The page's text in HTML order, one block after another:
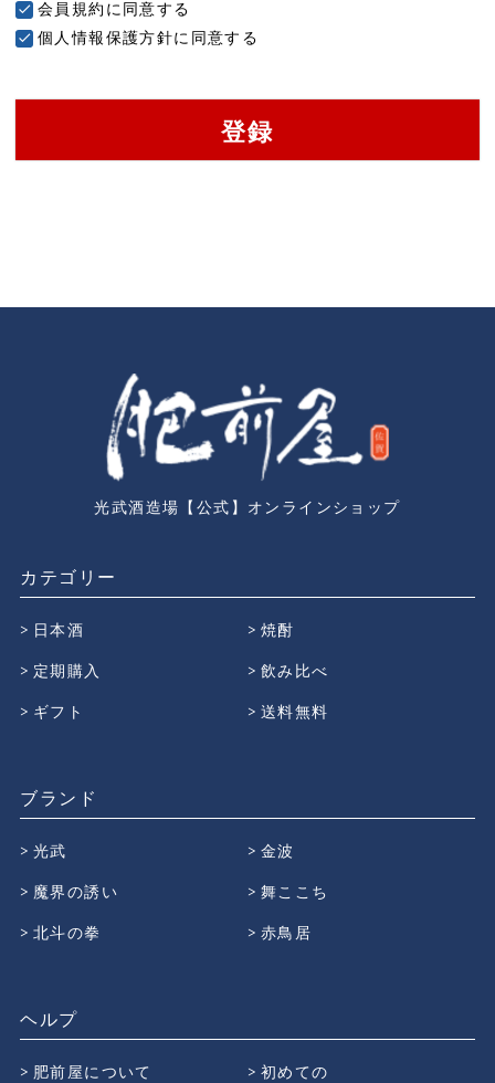
会員規約 に同意する
個人情報保護方針に同意する
登録
光武酒造場【公式】オンラインショップ
カテゴリー
日本酒
焼酎
定期購入
飲み比べ
ギフト
送料無料
ブランド
光武
金波
魔界の誘い
舞ここち
北斗の拳
赤鳥居
ヘルプ
肥前屋について
初めての